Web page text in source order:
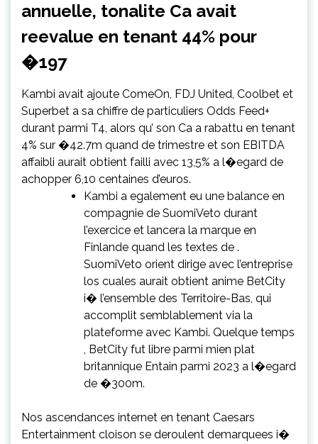
annuelle, tonalite Ca avait
reevalue en tenant 44% pour
�197
Kambi avait ajoute ComeOn, FDJ United, Coolbet et
Superbet a sa chiffre de particuliers Odds Feed+
durant parmi T4, alors qu’ son Ca a rabattu en tenant
4% sur �42.7m quand de trimestre et son EBITDA
affaibli aurait obtient failli avec 13,5% a l�egard de
achopper 6,10 centaines d’euros.
Kambi a egalement eu une balance en
compagnie de SuomiVeto durant
l’exercice et lancera la marque en
Finlande quand les textes de .
SuomiVeto orient dirige avec l’entreprise
los cuales aurait obtient anime BetCity
i� l’ensemble des Territoire-Bas, qui
accomplit semblablement via la
plateforme avec Kambi. Quelque temps
, BetCity fut libre parmi mien plat
britannique Entain parmi 2023 a l�egard
de �300m.
Nos ascendances internet en tenant Caesars
Entertainment cloison se deroulent demarquees i�